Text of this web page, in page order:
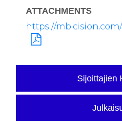
Sijoittajien
ATTACHMENTS
https://